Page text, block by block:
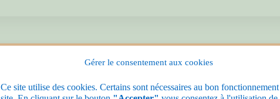
Gérer le consentement aux cookies
Ce site utilise des cookies. Certains sont nécessaires au bon